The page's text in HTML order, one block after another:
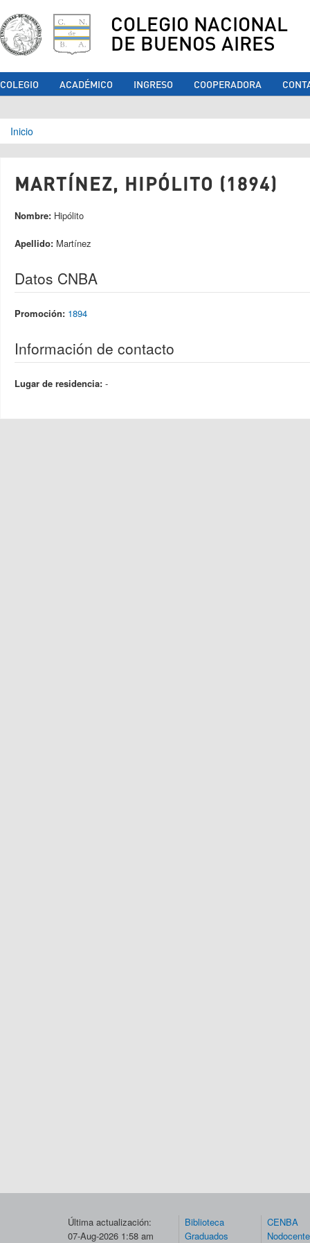
COLEGIO NACIONAL
DE BUENOS AIRES
COLEGIO ACADÉMICO INGRESO COOPERADORA
Se encuentra usted aquí
Inicio
MARTÍNEZ, HIPÓLITO (1894)
Nombre: Hipólito
Apellido: Martínez
Datos CNBA
Promoción: 1894
Información de contacto
Lugar de residencia: -
Última actualización:
07-Aug-2026 1:58 am
Biblioteca
Graduados
CENBA